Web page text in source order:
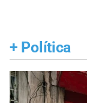
+ Política